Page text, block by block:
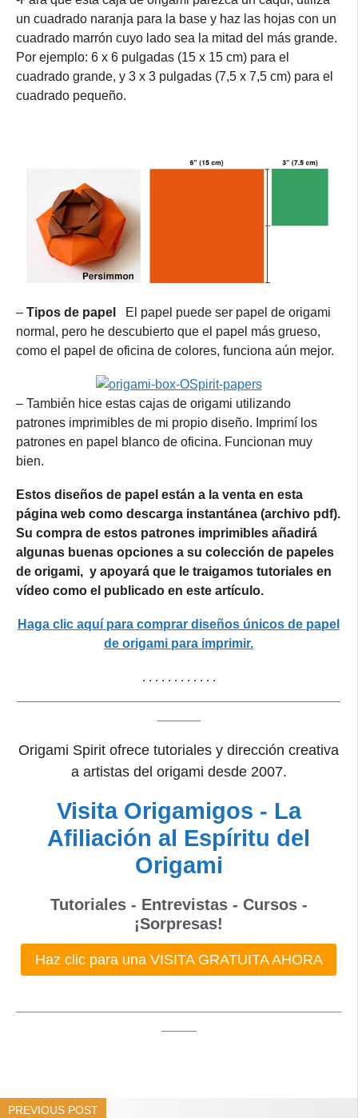
un cuadrado naranja para la base y haz las hojas con un
cuadrado marrón cuyo lado sea la mitad del más grande.
Por ejemplo: 6 x 6 pulgadas (15 x 15 cm) para el
cuadrado grande, y 3 x 3 pulgadas (7,5 x 7,5 cm) para el
cuadrado pequeño.
– Tipos de papel
El papel puede ser papel de origami
normal, pero he descubierto que el papel más grueso,
como el papel de oficina de colores, funciona aún mejor.
– También hice estas cajas de origami utilizando
patrones imprimibles de mi propio diseño. Imprimí los
patrones en papel blanco de oficina. Funcionan muy
bien.
Estos diseños de papel están a la venta en esta
página web como descarga instantánea (archivo pdf).
Su compra de estos patrones imprimibles añadirá
algunas buenas opciones a su colección de papeles
de origami, y apoyará que le traigamos tutoriales en
vídeo como el publicado en este artículo.
Haga clic aquí para comprar diseños únicos de papel
de origami para imprimir.
. . . . . . . . . . . .
Origami Spirit ofrece tutoriales y dirección creativa
a artistas del origami desde 2007.
Visita Origamigos - La
Afiliación al Espíritu del
Origami
Tutoriales - Entrevistas - Cursos -
¡Sorpresas!
Haz clic para una VISITA GRATUITA AHORA
PREVIOUS POST